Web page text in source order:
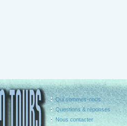
Qui sommes-nous
Questions & réponses
Nous contacter